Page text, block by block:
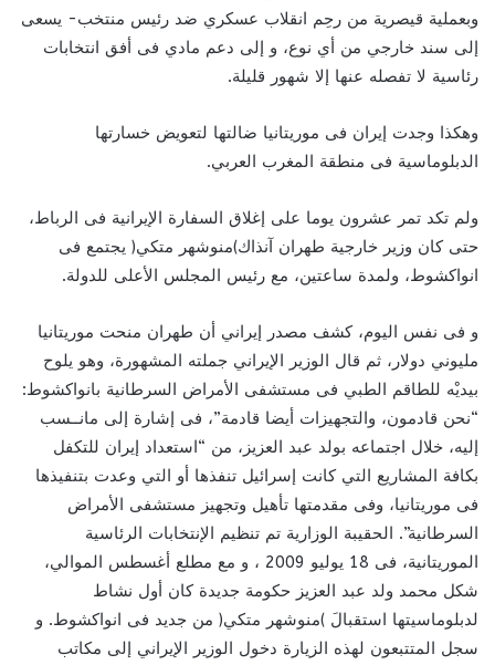
وبعملية قيصرية من رحِم انقلاب عسكري ضد رئيس منتخب- يسعى
إلى سند خارجي من أي نوع، و إلى دعم مادي فى أفق انتخابات
رئاسية لا تفصله عنها إلا شهور قليلة.
وهكذا وجدت إيران فى موريتانيا ضالتها لتعويض خسارتها
الدبلوماسية فى منطقة المغرب العربي.
ولم تكد تمر عشرون يوما على إغلاق السفارة الإيرانية فى الرباط،
حتى كان وزير خارجية طهران آنذاك)منوشهر متكي( يجتمع فى
انواكشوط، ولمدة ساعتين، مع رئيس المجلس الأعلى للدولة.
و فى نفس اليوم، كشف مصدر إيراني أن طهران منحت موريتانيا
مليوني دولار، ثم قال الوزير الإيراني جملته المشهورة، وهو يلوح
بيديْه للطاقم الطبي فى مستشفى الأمراض السرطانية بانواكشوط:
“نحن قادمون، والتجهيزات أيضا قادمة”، فى إشارة إلى مانــسب
إليه، خلال اجتماعه بولد عبد العزيز، من “استعداد إيران للتكفل
بكافة المشاريع التي كانت إسرائيل تنفذها أو التي وعدت بتنفيذها
فى موريتانيا، وفى مقدمتها تأهيل وتجهيز مستشفى الأمراض
السرطانية”. الحقيبة الوزارية تم تنظيم الإنتخابات الرئاسية
الموريتانية، فى 18 يوليو 2009 ، و مع مطلع أغسطس الموالي،
شكل محمد ولد عبد العزيز حكومة جديدة كان أول نشاط
لدبلوماسيتها استقبالَ )منوشهر متكي( من جديد فى انواكشوط. و
سجل المتتبعون لهذه الزيارة دخول الوزير الإيراني إلى مكاتب